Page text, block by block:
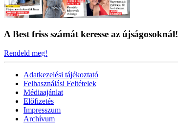
A Best friss számát keresse az újságosoknál!
Rendeld meg!
Adatkezelési tájékoztató
Felhasználási Feltételek
Médiaajánlat
Előfizetés
Impresszum
Archívum